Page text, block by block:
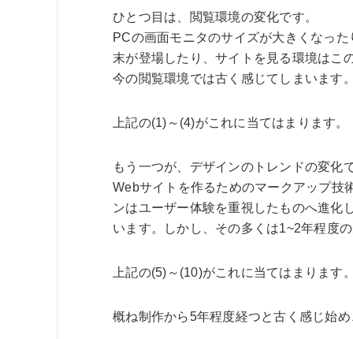
ひとつ目は、閲覧環境の変化です。
PCの画面モニタのサイズが大きくなっ
末が登場したり、サイトを見る環境はこ
今の閲覧環境では古く感じてしまいます
上記の(1)～(4)がこれに当てはまります。
もう一つが、デザインのトレンドの変化
Webサイトを作るためのマークアップ
ンはユーザー体験を重視したものへ進化
います。しかし、その多くは1~2年程度
上記の(5)～(10)がこれに当てはまります
概ね制作から5年程度経つと古く感じ始